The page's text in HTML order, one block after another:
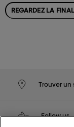
REGARDEZ LA
Trouver un
Follow us